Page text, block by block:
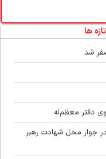
ها
شد
دفتر معظم‌له
جوار محل شهادت رهبر